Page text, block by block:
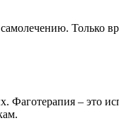
Только
– это